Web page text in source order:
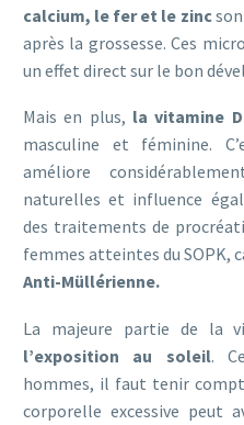
calcium, le fer et le zinc
après la grossesse. Ces
un effet direct sur le bon
Mais en plus, la vitamine D
masculine et féminine.
améliore
naturelles et influence
des traitements de
femmes atteintes du SOPK,
Anti-Müllérienne.
La majeure partie de la
l’exposition au soleil.
hommes, il faut tenir
corporelle excessive peut